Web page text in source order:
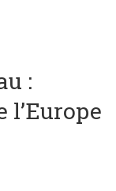
:
l’Europe